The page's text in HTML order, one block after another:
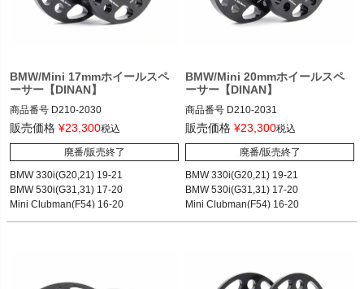
BMW/Mini 17mmホイールスペ
ーサー【DINAN】
商品番号 D210-2030
D210-2030
99.17
販売価格 ¥23,300税込
廃番/販売終了
BMW 330i(G20,21) 19-21
BMW 530i(G31,31) 17-20
Mini Clubman(F54) 16-20
BMW/Mini 20mmホイールスペ
ーサー【DINAN】
商品番号 D210-2031
D210-2031
99.17
販売価格 ¥23,300税込
廃番/販売終了
BMW 330i(G20,21) 19-21
BMW 530i(G31,31) 17-20
Mini Clubman(F54) 16-20